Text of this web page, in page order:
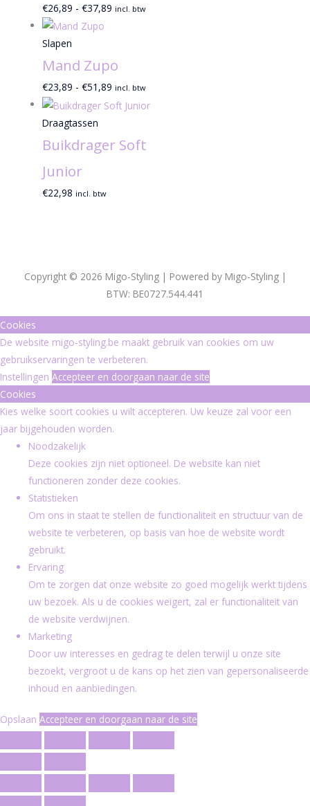
€26,89 - €37,89 incl. btw
Slapen
Mand Zupo
€23,89 - €51,89 incl. btw
Draagtassen
Buikdrager Soft
Junior
€22,98 incl. btw
Copyright © 2026 Migo-Styling | Powered by Migo-Styling |
BTW: BE0727.544.441
Cookies
De website migo-styling.be maakt gebruik van cookies om uw
gebruikservaringen te verbeteren.
Instellingen Accepteer en doorgaan naar de site
Cookies
Kies welke soort cookies u wilt accepteren. Uw keuze zal voor een
jaar bijgehouden worden.
Noodzakelijk
Deze cookies zijn niet optioneel. De website kan niet
functioneren zonder deze cookies.
Statistieken
Om ons in staat te stellen de functionaliteit en structuur van de
website te verbeteren, op basis van hoe de website wordt
gebruikt.
Ervaring
Om te zorgen dat onze website zo goed mogelijk werkt tijdens
uw bezoek. Als u de cookies weigert, zal er functionaliteit van
de website verdwijnen.
Marketing
Door uw interesses en gedrag te delen terwijl u onze site
bezoekt, vergroot u de kans op het zien van gepersonaliseerde
inhoud en aanbiedingen.
Opslaan Accepteer en doorgaan naar de site